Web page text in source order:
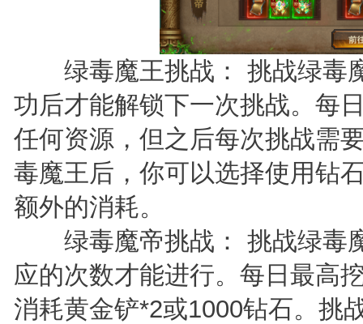
绿毒魔王挑战： 挑战绿毒
功后才能解锁下一次挑战。每
任何资源，但之后每次挑战需
毒魔王后，你可以选择使用钻
额外的消耗。
绿毒魔帝挑战： 挑战绿毒
应的次数才能进行。每日最高
消耗黄金铲*2或1000钻石。挑